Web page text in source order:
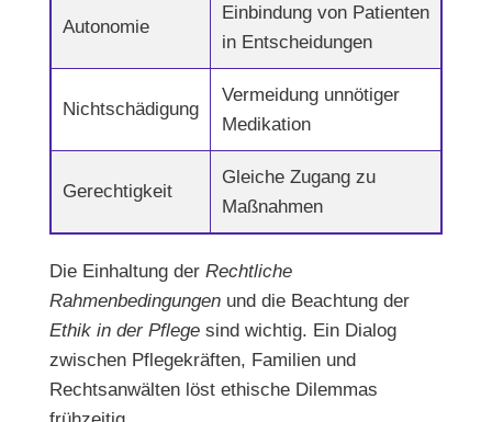
Autonomie
Einbindung von Patienten
in Entscheidungen
Nichtschädigung
Vermeidung unnötiger
Medikation
Gerechtigkeit
Gleiche Zugang zu
Maßnahmen
Die Einhaltung der Rechtliche
Rahmenbedingungenund die Beachtung der
Ethik in der Pflegesind wichtig. Ein Dialog
zwischen Pflegekräften, Familien und
Rechtsanwälten löst ethische Dilemmas